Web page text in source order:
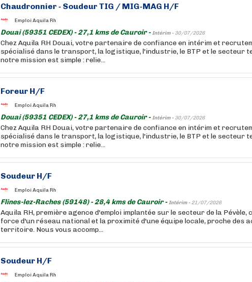
Chaudronnier - Soudeur TIG / MIG-MAG H/F
Emploi Aquila Rh
Douai (59351 CEDEX) - 27,1 kms de Cauroir -Intérim - 30/07/2026
Chez Aquila RH Douai, votre partenaire de confiance en intérim et
spécialisé dans le transport, la logistique, l'industrie, le BTP et le secteur
notre mission est simple : relie...
Foreur H/F
Emploi Aquila Rh
Douai (59351 CEDEX) - 27,1 kms de Cauroir -Intérim - 30/07/2026
Chez Aquila RH Douai, votre partenaire de confiance en intérim et
spécialisé dans le transport, la logistique, l'industrie, le BTP et le secteur
notre mission est simple : relie...
Soudeur H/F
Emploi Aquila Rh
Flines-lez-Raches (59148) - 28,4 kms de Cauroir -Intérim - 21/07/2026
Aquila RH, première agence d'emploi implantée sur le secteur de la Pévèle,
force d'un réseau national et la proximité d'une équipe locale, proche des
territoire. Nous vous accomp...
Soudeur H/F
Emploi Aquila Rh